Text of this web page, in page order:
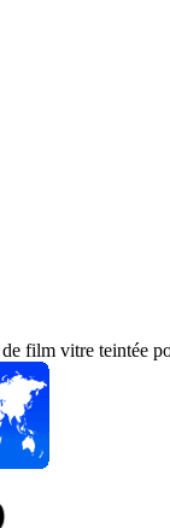
film vitre teintée